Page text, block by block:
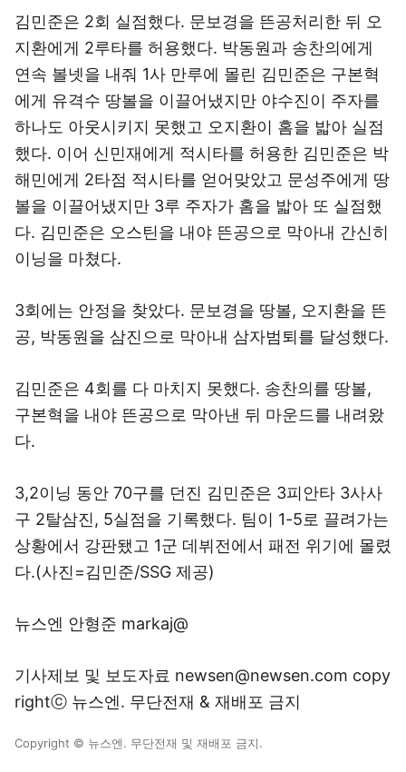
김민준은 2회 실점했다. 문보경을 뜬공처리한 뒤 오
지환에게 2루타를 허용했다. 박동원과 송찬의에게
연속 볼넷을 내줘 1사 만루에 몰린 김민준은 구본혁
에게 유격수 땅볼을 이끌어냈지만 야수진이 주자를
하나도 아웃시키지 못했고 오지환이 홈을 밟아 실점
했다. 이어 신민재에게 적시타를 허용한 김민준은 박
해민에게 2타점 적시타를 얻어맞았고 문성주에게 땅
볼을 이끌어냈지만 3루 주자가 홈을 밟아 또 실점했
다. 김민준은 오스틴을 내야 뜬공으로 막아내 간신히
이닝을 마쳤다.
3회에는 안정을 찾았다. 문보경을 땅볼, 오지환을 뜬
공, 박동원을 삼진으로 막아내 삼자범퇴를 달성했다.
김민준은 4회를 다 마치지 못했다. 송찬의를 땅볼,
구본혁을 내야 뜬공으로 막아낸 뒤 마운드를 내려왔
다.
3,2이닝 동안 70구를 던진 김민준은 3피안타 3사사
구 2탈삼진, 5실점을 기록했다. 팀이 1-5로 끌려가는
상황에서 강판됐고 1군 데뷔전에서 패전 위기에 몰렸
다.(사진=김민준/SSG 제공)
뉴스엔 안형준 markaj@
기사제보 및 보도자료 newsen@newsen.com copy
rightⓒ 뉴스엔. 무단전재 & 재배포 금지
Copyright © 뉴스엔. 무단전재 및 재배포 금지.